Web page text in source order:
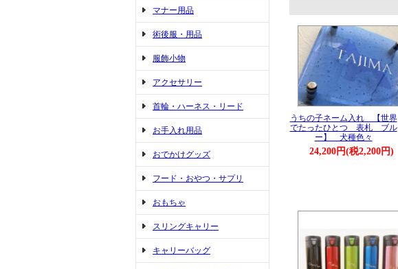
マナー用品
術後服・用品
服飾小物
アクセサリー
首輪・ハーネス・リード
お手入れ用品
おでかけグッズ
フード・おやつ・サプリ
おもちゃ
スリングキャリー
キャリーバッグ
うちの子ネーム入れ 【世界
でたったひとつ 表札 ブル
ー】 犬種色々
24,200円(税2,200円)